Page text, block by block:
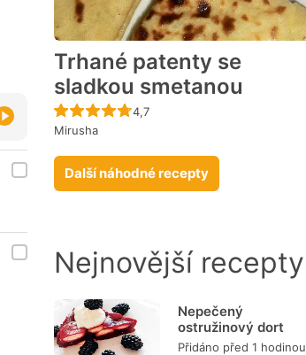
Trhané patenty se
sladkou smetanou
Recept ještě nebyl hodnocen
4,7
Mirusha
Další náhodné recepty
Nejnovější recepty
Nepečený
ostružinový dort
Přidáno před 1 hodinou